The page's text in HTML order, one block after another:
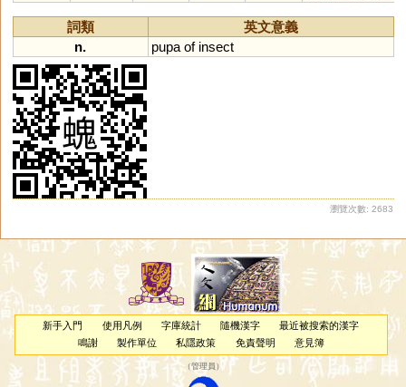
詞類
英文意義
n.
pupa of insect
瀏覽次數: 2683
新手入門 使用凡例 字庫統計 隨機漢字
最近被搜索的漢字
鳴謝
製作單位 私隱政策 免責聲明 意見簿
（管理員 ）